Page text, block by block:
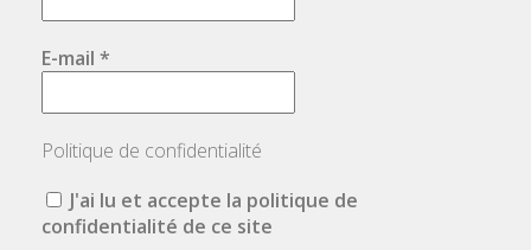
E-mail *
Politique de confidentialité
J'ai lu et accepte la politique de
confidentialité de ce site